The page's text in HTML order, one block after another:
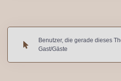
Benutzer, die gerade dieses
Gast/Gäste